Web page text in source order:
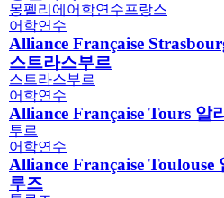
몽펠리에 어학연수프랑스
어학연수
Alliance Française
스트라스부르
스트라스부르
어학연수
Alliance Française Tours 알
투르
어학연수
Alliance Française
루즈